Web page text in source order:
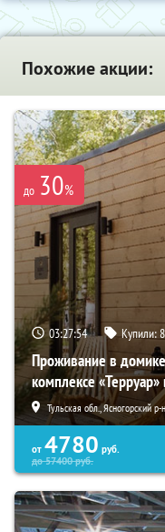
Похожие акции:
до 30%
03:27:52 Купили:8
Проживание в
комплексе «Терруар»
Тульская обл., Ясногорский
от 4780 руб.
до57400руб.